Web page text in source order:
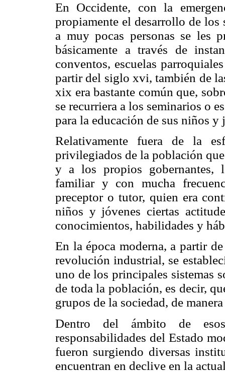
En Occidente, con la
propiamente el desarrollo de los
a muy pocas personas se les
básicamente a través de
conventos, escuelas
partir del siglo xvi, también de
xix era bastante común que,
se recurriera a los seminarios o
para la educación de sus niños
Relativamente fuera de la
privilegiados de la población
y a los propios gobernantes,
familiar y con mucha
preceptor o tutor, quien era
niños y jóvenes ciertas
conocimientos, habilidades y
En la época moderna, a partir
revolución industrial, se
uno de los principales sistemas
de toda la población, es decir,
grupos de la sociedad, de
Dentro del ámbito de
responsabilidades del Estado
fueron surgiendo diversas
encuentran en declive en la